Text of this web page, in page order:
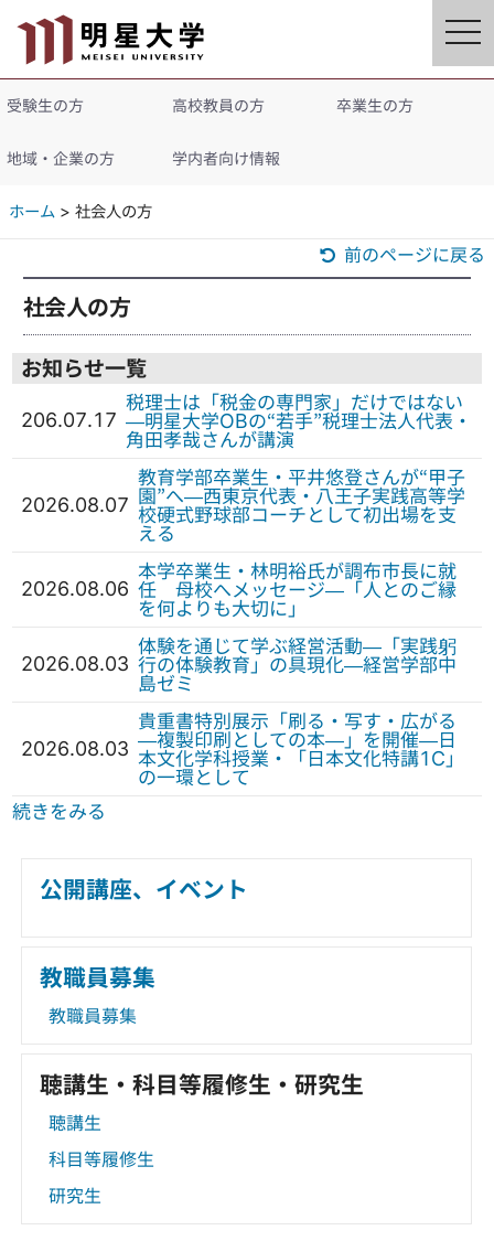
受験生の方 高校教員の方 卒業生の方
地域・企業の方 学内者向け情報
ホーム 社会人の方
前のページに戻る
社会人の方
お知らせ一覧
206.07.17
税理士は「税金の専門家」だけではない
—明星大学OBの“若手”税理士法人代表・
角田孝哉さんが講演
2026.08.07
教育学部卒業生・平井悠登さんが“甲子
園”へ—西東京代表・八王子実践高等学
校硬式野球部コーチとして初出場を支
える
2026.08.06
本学卒業生・林明裕氏が調布市長に就
任 母校へメッセージ—「人とのご縁
を何よりも大切に」
2026.08.03
体験を通じて学ぶ経営活動—「実践躬
行の体験教育」の具現化—経営学部中
島ゼミ
2026.08.03
貴重書特別展示「刷る・写す・広がる
—複製印刷としての本—」を開催—日
本文化学科授業・「日本文化特講1C」
の一環として
続きをみる
公開講座、イベント
教職員募集
教職員募集
聴講生・科目等履修生・研究生
聴講生
科目等履修生
研究生